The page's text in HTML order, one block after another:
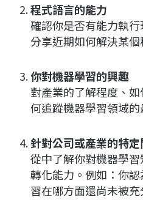
程式語言的能力
確認你是否有能力執
分享近期如何解決某個
你對機器學習的興趣
對產業的了解程度、
何追蹤機器學習領域的
針對公司或產業的特
從中了解你對機器學
轉化能力。例如：你
習在哪方面還尚未被充